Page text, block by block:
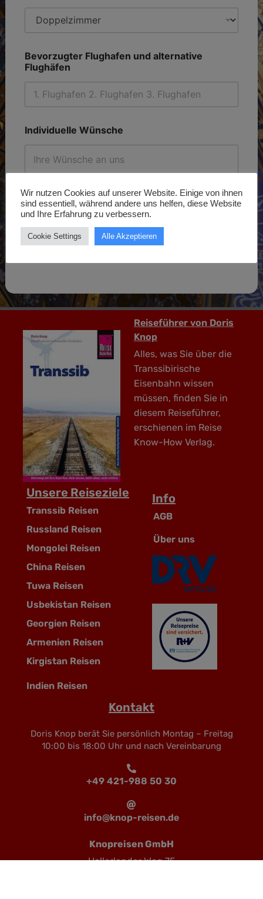
Bevorzugter Flughafen und alternative
Flughäfen
n
r
e
i
m
A
r
e
e
Individuelle Wünsche
Weiter
Reiseführer von Doris
Knop
Alles, was Sie über die
Transsibirische
Eisenbahn wissen
müssen, finden Sie in
diesem Reiseführer,
erschienen im Reise
Know-How Verlag.
Unsere Reiseziele
Transsib Reisen
Russland Reisen
Mongolei Reisen
China Reisen
Tuwa Reisen
Usbekistan Reisen
Georgien Reisen
Armenien Reisen
Kirgistan Reisen
Indien Reisen
Info
AGB
Über uns
Kontakt
Doris Knop berät Sie persönlich Montag – Freitag
10:00 bis 18:00 Uhr und nach Vereinbarung
+49 421-988 50 30
info@knop-reisen.de
Knopreisen GmbH
Hollerlander Weg 75
Wir nutzen Cookies auf unserer Website. Einige von ihnen
sind essentiell, während andere uns helfen, diese Website
und Ihre Erfahrung zu verbessern.
Cookie Settings Alle Akzeptieren